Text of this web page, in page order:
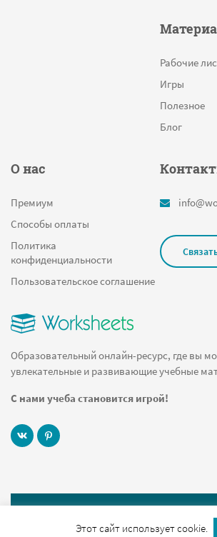
Сколько звуков в слове
Дед мороз
Падежные вопросы
Таблица
Числительное
Проценты
Сладости
Игры для малышей
Станция
1 год
Инструкция по сборке Лего Дупло
Учимся выражать свое мнение
Образовательный онлайн-ресурс, где вы
увлекательные и развивающие учебные
С нами учеба становится игрой!
Рабочие
Игры
Полезное
Блог
О нас
Премиум
Способы оплаты
Политика
конфиденциальности
Пользовательское соглашение
© 2019 Worksheets.ru Все права
Этот сайт использует cookie.